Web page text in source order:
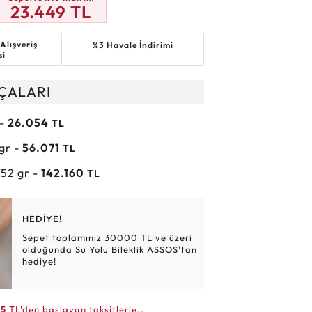
Elmas Bilezikler
Altın Tesbihler
Altın Hasır Setler
Violet
23.449TL
Alışveriş
%3 Havale İndirimi
-26.054TL
-56.071TL
gr -142.160TL
HEDİYE!
Sepet toplamınız 30000 TL ve üzeri
olduğunda Su Yolu Bileklik ASSOS'tan
hediye!
TL'den başlayan taksitlerle..